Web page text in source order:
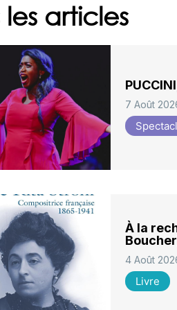
les articles
7 Août
À la
4 Août
Livre